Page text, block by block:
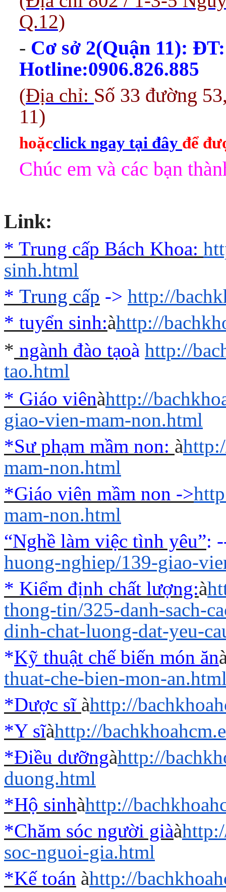
Q.12)
- Cơ sở 2(Quận 11): ĐT:
Hotline:0906.826.885
(Địa chỉ: Số 33 đường
11)
hoặcclick ngay tại đây để
Chúc em và các bạn
Link:
* Trung cấp Bách Khoa:
sinh.html
* Trung cấp -> http://
* tuyển sinh:àhttp://
* ngành đào tạoà http://
tao.html
* Giáo viênàhttp://
giao-vien-mam-non.html
*Sư phạm mầm non: à
mam-non.html
*Giáo viên mầm non ->
mam-non.html
“Nghề làm việc tình yêu”:
huong-nghiep/139-giao-
* Kiểm định chất lượng:à
thong-tin/325-danh-sach-
dinh-chat-luong-dat-yeu-
*Kỹ thuật chế biến món ăn
thuat-che-bien-mon-
*Dược sĩ àhttp://
*Y sĩàhttp://
*Điều dưỡngàhttp://
duong.html
*Hộ sinhàhttp://
*Chăm sóc người giàà
soc-nguoi-gia.html
*Kế toán àhttp://